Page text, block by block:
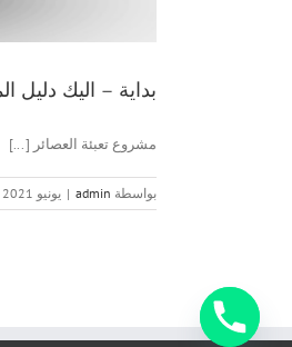
بداية – اليك دليل
مشروع تعبئة العصائر [...]
بواسطة admin
| يونيو 2nd, 2021